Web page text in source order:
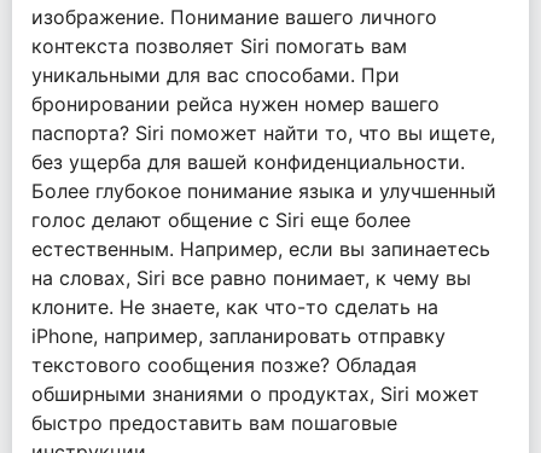
изображение. Понимание вашего личного
контекста позволяет Siri помогать вам
уникальными для вас способами. При
бронировании рейса нужен номер вашего
паспорта? Siri поможет найти то, что вы ищете,
без ущерба для вашей конфиденциальности.
Более глубокое понимание языка и улучшенный
голос делают общение с Siri еще более
естественным. Например, если вы запинаетесь
на словах, Siri все равно понимает, к чему вы
клоните. Не знаете, как что-то сделать на
iPhone, например, запланировать отправку
текстового сообщения позже? Обладая
обширными знаниями о продуктах, Siri может
быстро предоставить вам пошаговые